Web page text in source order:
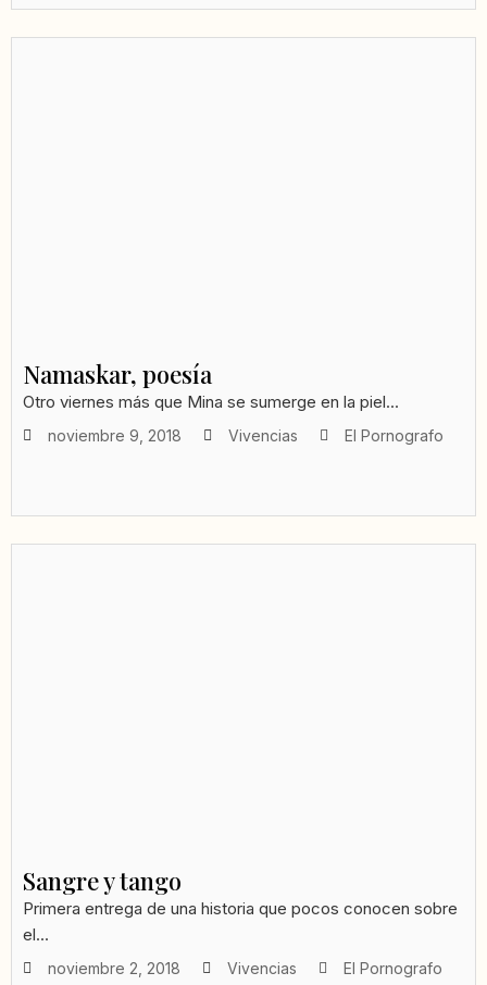
Namaskar, poesía
Otro viernes más que Mina se sumerge en la piel...
noviembre 9, 2018 Vivencias El Pornografo
Sangre y tango
Primera entrega de una historia que pocos conocen sobre
el...
noviembre 2, 2018 Vivencias El Pornografo